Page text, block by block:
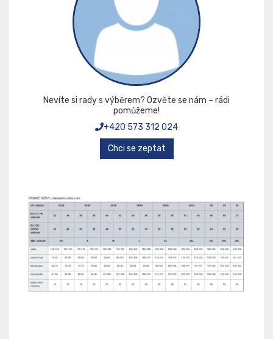
Nevíte si rady s výběrem? Ozvěte se nám – rádi
pomůžeme!
+420 573 312 024
Chci se zeptat